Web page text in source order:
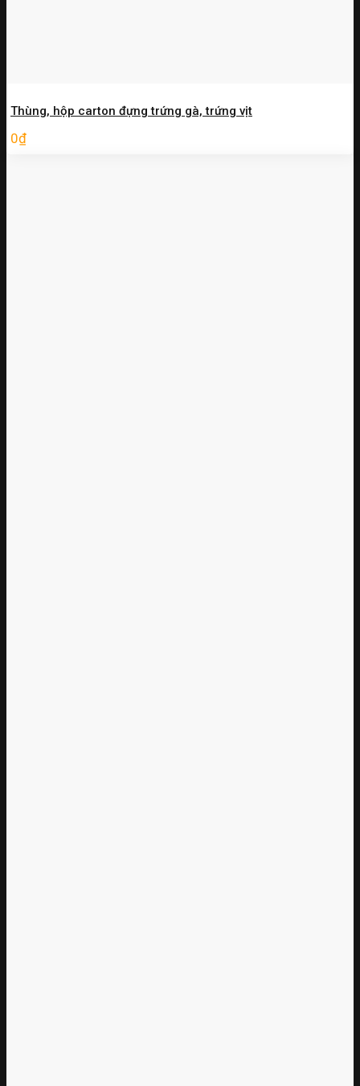
Thùng, hộp carton đựng trứng gà, trứng vịt
0₫